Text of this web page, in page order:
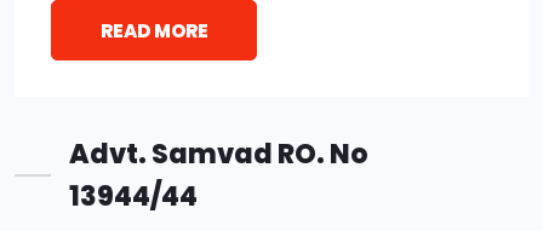
READ MORE
Advt. Samvad RO. No
13944/44